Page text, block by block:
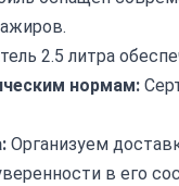
2.5 литра
нормам:
Организуем
в его